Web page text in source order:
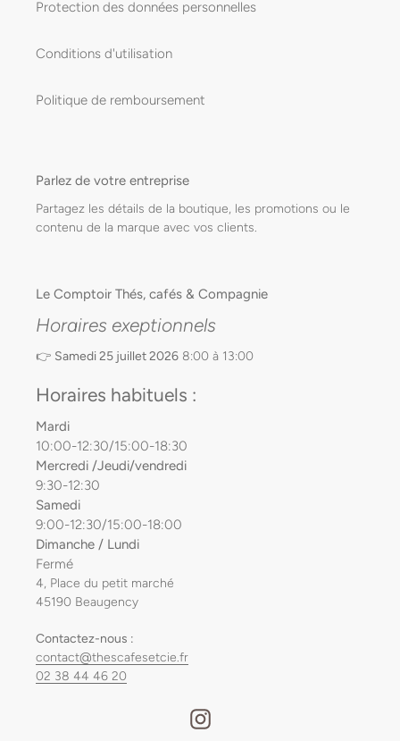
Protection des données personnelles
Conditions d'utilisation
Politique de remboursement
Parlez de votre entreprise
Partagez les détails de la boutique, les promotions ou le
contenu de la marque avec vos clients.
Le Comptoir Thés, cafés & Compagnie
Horaires exeptionnels
👉 Samedi 25 juillet 2026 8:00 à 13:00
Horaires habituels :
Mardi
10:00-12:30/15:00-18:30
Mercredi /Jeudi/vendredi
9:30-12:30
Samedi
9:00-12:30/15:00-18:00
Dimanche / Lundi
Fermé
4, Place du petit marché
45190 Beaugency
Contactez-nous :
contact@thescafesetcie.fr
02 38 44 46 20
Instagram